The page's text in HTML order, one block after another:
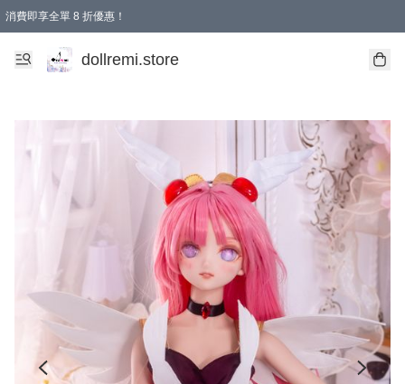
消費即享全單 8 折優惠！
購物滿 HKD 1500.00即享免運費優惠！（適用於 本地送貨、本地取貨、國際送貨 )
dollremi.store